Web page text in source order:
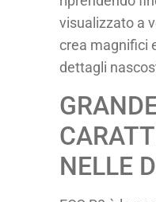
visualizzato a
crea magnifici
dettagli
NELLE